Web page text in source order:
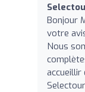
Bonjour
votre
Nous
accueillir